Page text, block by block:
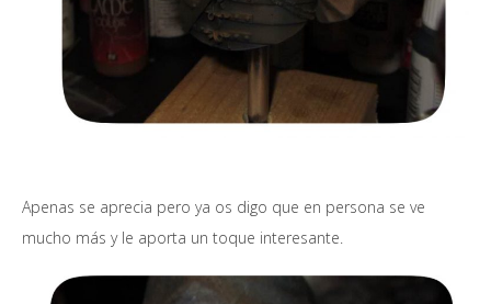
Apenas se aprecia pero ya os digo que en persona se ve
mucho más y le aporta un toque interesante.